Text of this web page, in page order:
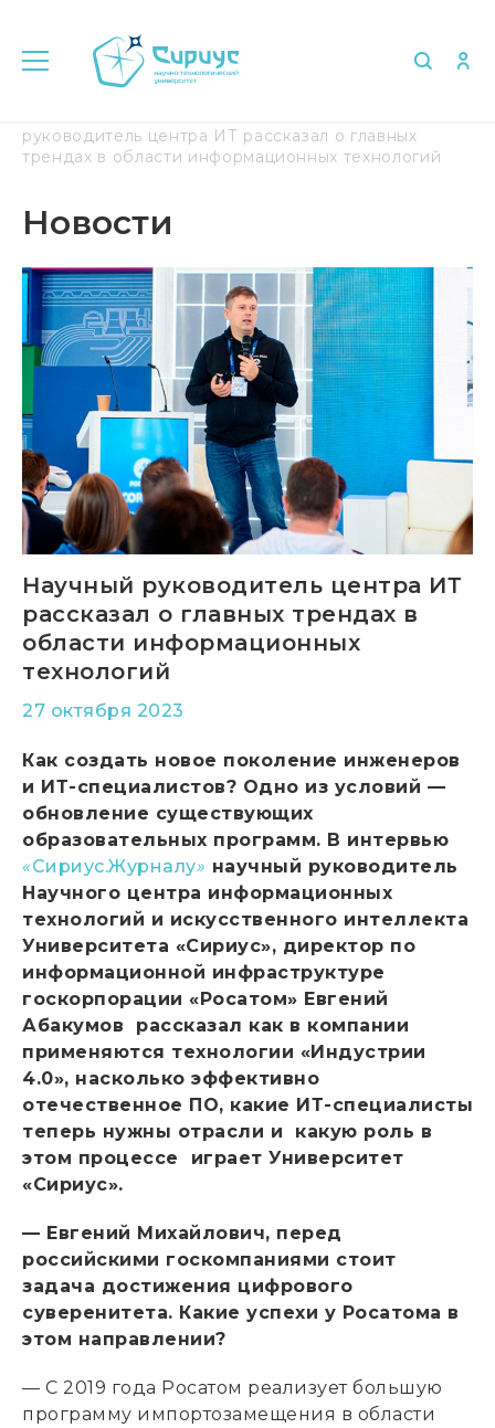
руководитель центра ИТ рассказал о главных
трендах в области информационных технологий
Новости
Научный руководитель центра ИТ
рассказал о главных трендах в
области информационных
технологий
27 октября 2023
Как создать новое поколение инженеров
и ИТ-специалистов? Одно из условий —
обновление существующих
образовательных программ. В интервью
«Сириус.Журналу» научный руководитель
Научного центра информационных
технологий и искусственного интеллекта
Университета «Сириус», директор по
информационной инфраструктуре
госкорпорации «Росатом» Евгений
Абакумов рассказал как в компании
применяются технологии «Индустрии
4.0», насколько эффективно
отечественное ПО, какие ИТ-специалисты
теперь нужны отрасли и какую роль в
этом процессе играет Университет
«Сириус».
— Евгений Михайлович, перед
российскими госкомпаниями стоит
задача достижения цифрового
суверенитета. Какие успехи у Росатома в
этом направлении?
— С 2019 года Росатом реализует большую
программу импортозамещения в области